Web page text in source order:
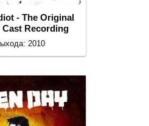
- The Original
Cast Recording
2010